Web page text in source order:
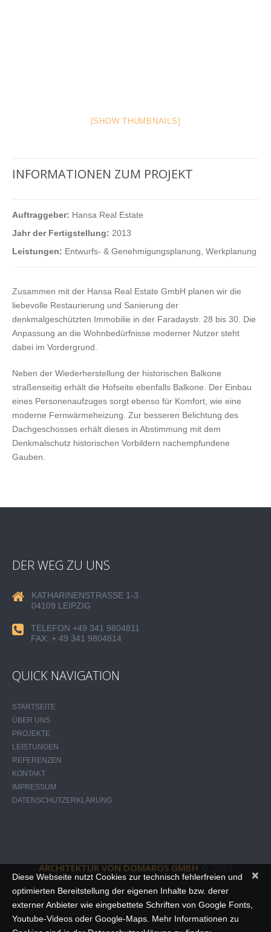
[SHOW THUMBNAILS]
INFORMATIONEN ZUM PROJEKT
Auftraggeber: Hansa Real Estate
Jahr der Fertigstellung: 2013
Leistungen: Entwurfs- & Genehmigungsplanung, Werkplanung
Zusammen mit der Hansa Real Estate GmbH planen wir die
liebevolle Restaurierung und Sanierung der
denkmalgeschützten Immobilie in der Faradaystr. 28 bis 30. Die
Anpassung an die Wohnbedürfnisse moderner Nutzer steht
dabei im Vordergrund.
Neben der Wiederherstellung der historischen Balkone
straßenseitig erhält die Hofseite ebenfalls Balkone. Der Einbau
eines Personenaufzuges sorgt ebenso für Komfort, wie eine
moderne Fernwärmeheizung. Zur besseren Belichtung des
Dachgeschosses erhält dieses in Abstimmung mit dem
Denkmalschutz historischen Vorbildern nachempfundene
Gauben.
DER WEG ZU UNS
KATHARINENSTRASSE 1-3
04109 LEIPZIG
TELEFON +49 341 9804811
FAX: + 49 341 9804814
QUICK NAVIGATION
STARTSEITE
ÜBER UNS
PROJEKTE
LEISTUNGEN
REFERENZEN
KONTAKT
IMPRESSUM
DATENSCHUTZERKLÄRUNG
ARCHITEKTUR VON DOMAROS GMBH© 2026
×
Diese Webseite nutzt Cookies zur technisch fehlerfreien und
optimierten Bereitstellung der eigenen Inhalte bzw. derer
externer Anbieter wie eingebettete Schriften von Google Fonts,
Youtube-Videos oder Google-Maps. Mehr Informationen zu